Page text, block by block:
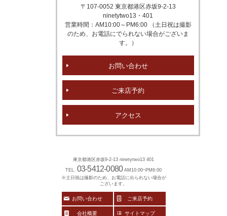
〒107-0052 東京都港区赤坂9-2-13
ninetytwo13・401
営業時間：AM10:00～PM6:00 （土日祝は撮影
のため、お電話にでられない場合がございま
す。）
お問い合わせ
ご来店予約
アクセス
東京都港区赤坂9-2-13 ninetytwo13 401
TEL. 03-5412-0080 AM10:00~PM6:00
※土日祝は撮影のため、お電話に出られない場合が
ございます。
お問い合わせ ご来店予約
会社概要 サイトマップ